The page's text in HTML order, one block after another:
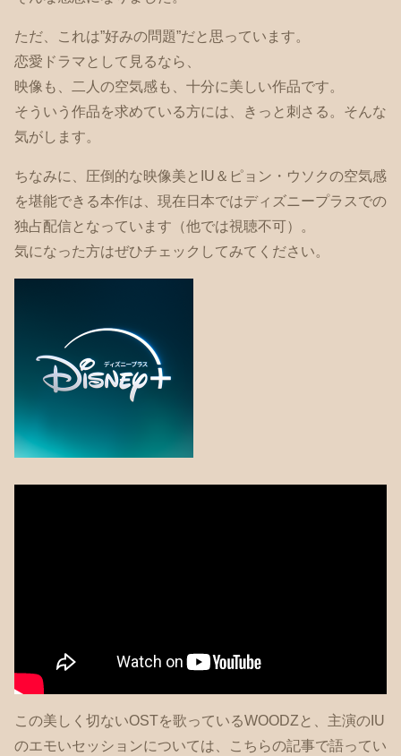
ただ、これは”好みの問題”だと思っています。
恋愛ドラマとして見るなら、
映像も、二人の空気感も、十分に美しい作品です。
そういう作品を求めている方には、きっと刺さる。そんな
気がします。
ちなみに、圧倒的な映像美とIU＆ピョン・ウソクの空気感
を堪能できる本作は、現在日本ではディズニープラスでの
独占配信となっています（他では視聴不可）。
気になった方はぜひチェックしてみてください。
この美しく切ないOSTを歌っているWOODZと、主演のIU
のエモいセッションについては、こちらの記事で語ってい